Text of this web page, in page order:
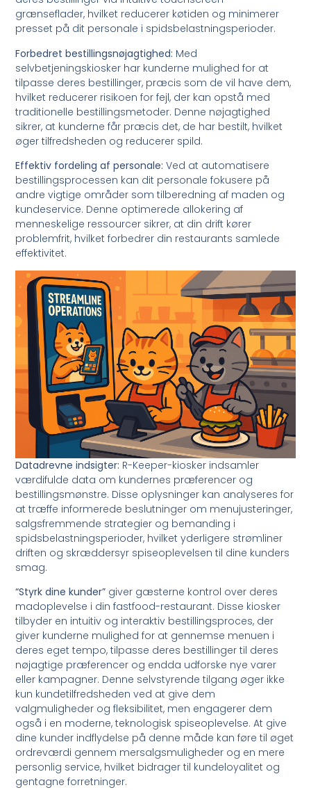
grænseflader, hvilket reducerer køtiden og minimerer
presset på dit personale i spidsbelastningsperioder.
Forbedret bestillingsnøjagtighed: Med
selvbetjeningskiosker har kunderne mulighed for at
tilpasse deres bestillinger, præcis som de vil have dem,
hvilket reducerer risikoen for fejl, der kan opstå med
traditionelle bestillingsmetoder. Denne nøjagtighed
sikrer, at kunderne får præcis det, de har bestilt, hvilket
øger tilfredsheden og reducerer spild.
Effektiv fordeling af personale: Ved at automatisere
bestillingsprocessen kan dit personale fokusere på
andre vigtige områder som tilberedning af maden og
kundeservice. Denne optimerede allokering af
menneskelige ressourcer sikrer, at din drift kører
problemfrit, hvilket forbedrer din restaurants samlede
effektivitet.
Datadrevne indsigter: R-Keeper-kiosker indsamler
værdifulde data om kundernes præferencer og
bestillingsmønstre. Disse oplysninger kan analyseres for
at træffe informerede beslutninger om menujusteringer,
salgsfremmende strategier og bemanding i
spidsbelastningsperioder, hvilket yderligere strømliner
driften og skræddersyr spiseoplevelsen til dine kunders
smag.
“Styrk dine kunder” giver gæsterne kontrol over deres
madoplevelse i din fastfood-restaurant. Disse kiosker
tilbyder en intuitiv og interaktiv bestillingsproces, der
giver kunderne mulighed for at gennemse menuen i
deres eget tempo, tilpasse deres bestillinger til deres
nøjagtige præferencer og endda udforske nye varer
eller kampagner. Denne selvstyrende tilgang øger ikke
kun kundetilfredsheden ved at give dem
valgmuligheder og fleksibilitet, men engagerer dem
også i en moderne, teknologisk spiseoplevelse. At give
dine kunder indflydelse på denne måde kan føre til øget
ordreværdi gennem mersalgsmuligheder og en mere
personlig service, hvilket bidrager til kundeloyalitet og
gentagne forretninger.